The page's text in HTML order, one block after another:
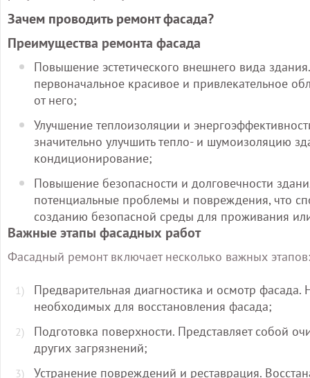
Зачем проводить ремонт фасада?
Преимущества ремонта фасада
Повышение эстетического внешнего вида
первоначальное красивое и привлекательное
от него;
Улучшение теплоизоляции и
значительно улучшить тепло- и шумоизоляцию
кондиционирование;
Повышение безопасности и долговечности
потенциальные проблемы и повреждения, что
созданию безопасной среды для проживания
Важные этапы фасадных работ
Фасадный ремонт включает несколько важных этапов:
Предварительная диагностика и осмотр
необходимых для восстановления фасада;
Подготовка поверхности. Представляет собой
других загрязнений;
Устранение повреждений и реставрация.